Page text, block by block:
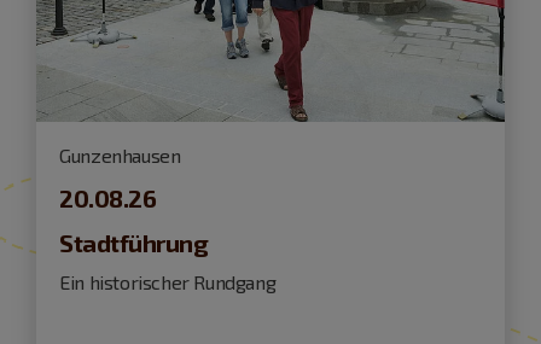
Gunzenhausen
20.08.26
Stadtführung
Ein historischer Rundgang